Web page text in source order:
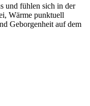
und fühlen sich in der
Wärme punktuell
Geborgenheit auf dem